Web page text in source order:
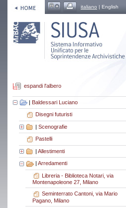
italiano | English
espandi l'albero
| Baldessari Luciano
Disegni futuristi
| Scenografie
Pastelli
| Allestimenti
Arredamenti
Libreria - Biblioteca Notari, via
Montenapoleone 27, Milano
Seminterrato Cantoni, via Mario
Pagano, Milano